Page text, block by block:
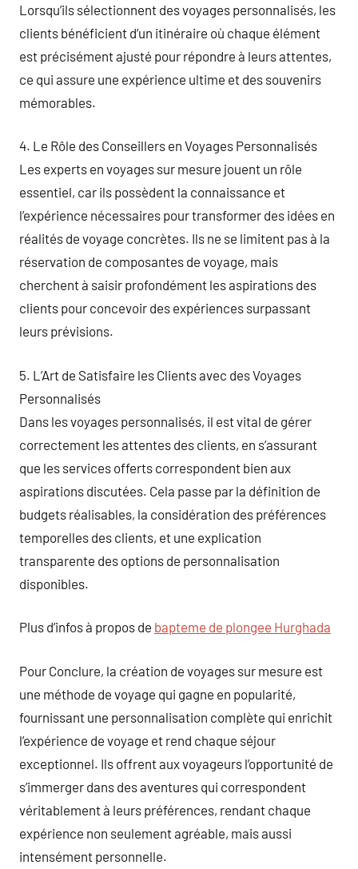
Lorsqu’ils sélectionnent des voyages personnalisés, les
clients bénéficient d’un itinéraire où chaque élément
est précisément ajusté pour répondre à leurs attentes,
ce qui assure une expérience ultime et des souvenirs
mémorables.
4. Le Rôle des Conseillers en Voyages Personnalisés
Les experts en voyages sur mesure jouent un rôle
essentiel, car ils possèdent la connaissance et
l’expérience nécessaires pour transformer des idées en
réalités de voyage concrètes. Ils ne se limitent pas à la
réservation de composantes de voyage, mais
cherchent à saisir profondément les aspirations des
clients pour concevoir des expériences surpassant
leurs prévisions.
5. L’Art de Satisfaire les Clients avec des Voyages
Personnalisés
Dans les voyages personnalisés, il est vital de gérer
correctement les attentes des clients, en s’assurant
que les services offerts correspondent bien aux
aspirations discutées. Cela passe par la définition de
budgets réalisables, la considération des préférences
temporelles des clients, et une explication
transparente des options de personnalisation
disponibles.
Plus d’infos à propos de bapteme de plongee Hurghada
Pour Conclure, la création de voyages sur mesure est
une méthode de voyage qui gagne en popularité,
fournissant une personnalisation complète qui enrichit
l’expérience de voyage et rend chaque séjour
exceptionnel. Ils offrent aux voyageurs l’opportunité de
s’immerger dans des aventures qui correspondent
véritablement à leurs préférences, rendant chaque
expérience non seulement agréable, mais aussi
intensément personnelle.